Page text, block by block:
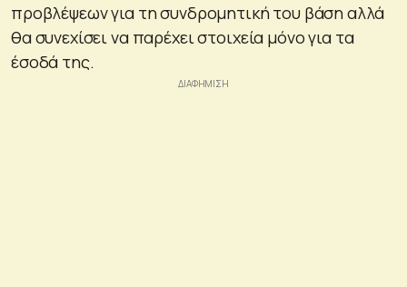
προβλέψεων για τη συνδρομητική του βάση αλλά
θα συνεχίσει να παρέχει στοιχεία μόνο για τα
έσοδά της.